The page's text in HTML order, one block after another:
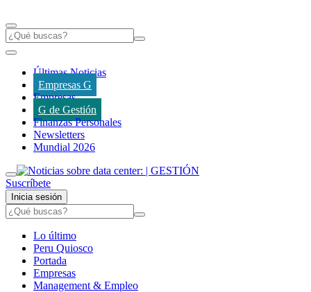
Últimas Noticias
Empresas G
Empresas
G de Gestión
Finanzas Personales
Newsletters
Mundial 2026
Suscríbete
Inicia sesión
Lo último
Peru Quiosco
Portada
Empresas
Management & Empleo